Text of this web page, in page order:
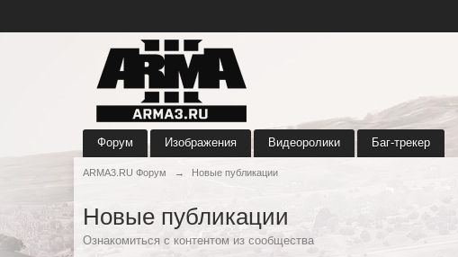
Форум Изображения Видеоролики Баг-трекер
ARMA3.RU Форум → Новые публикации
Новые публикации
Ознакомиться с контентом из сообщества